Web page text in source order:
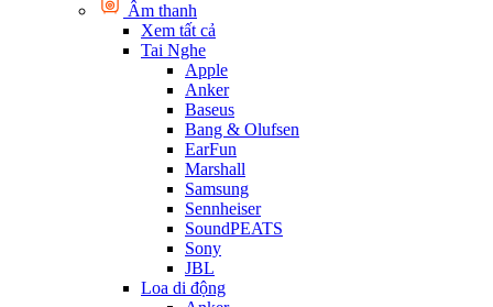
Âm thanh
Xem tất cả
Tai Nghe
Apple
Anker
Baseus
Bang & Olufsen
EarFun
Marshall
Samsung
Sennheiser
SoundPEATS
Sony
JBL
Loa di động